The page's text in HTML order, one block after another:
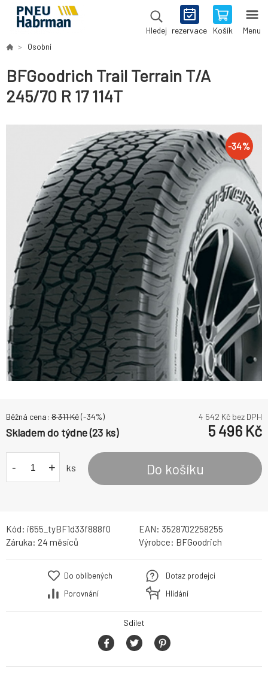
Hledej rezervace Košík Menu
Osobní
BFGoodrich Trail Terrain T/A
245/70 R 17 114T
-34%
Běžná cena: 8 311Kč(-34%) 4 542 Kč bez DPH
Skladem do týdne (23 ks) 5 496 Kč
- + ks Do košíku
Kód: i655_tyBF1d33f888f0 EAN: 3528702258255
Záruka: 24 měsíců Výrobce: BFGoodrich
Do oblíbených
Porovnání
Dotaz prodejci
Hlídání
Sdílet